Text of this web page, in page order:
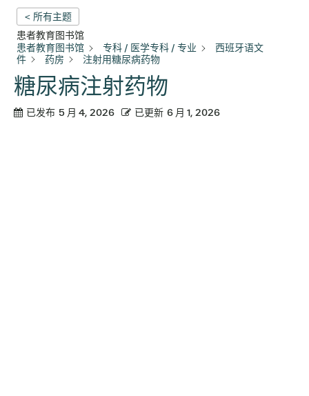
< 所有主题
患者教育图书馆
患者教育图书馆
专科 / 医学专科 / 专业
西班牙语文
件
药房 注射用糖尿病药物
糖尿病注射药物
已发布 5 月 4, 2026 已更新 6 月 1, 2026